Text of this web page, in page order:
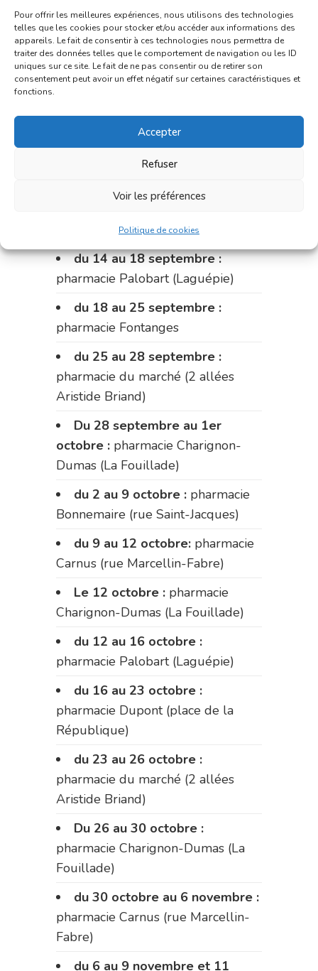
Pour offrir les meilleures expériences, nous utilisons des technologies
telles que les cookies pour stocker et/ou accéder aux informations des
appareils. Le fait de consentir à ces technologies nous permettra de
traiter des données telles que le comportement de navigation ou les ID
uniques sur ce site. Le fait de ne pas consentir ou de retirer son
consentement peut avoir un effet négatif sur certaines caractéristiques et
fonctions.
Accepter
Refuser
Voir les préférences
Politique de cookies
pharmacie Charignon-Dumas (La
Fouillade)
du 4 au 11 septembre :
du 11 au 14 septembre :
pharmacie Dupont (place de la
Charignon-Dumas (La Fouillade)
du 14 au 18 septembre :
pharmacie Palobart (Laguépie)
du 18 au 25 septembre :
pharmacie Fontanges
du 25 au 28 septembre :
pharmacie du marché (2 allées
Aristide Briand)
Du 28 septembre au 1er
octobre : pharmacie Charignon-
Dumas (La Fouillade)
du 2 au 9 octobre : pharmacie
Bonnemaire (rue Saint-Jacques)
du 9 au 12 octobre: pharmacie
Carnus (rue Marcellin-Fabre)
Le 12 octobre : pharmacie
Charignon-Dumas (La Fouillade)
du 12 au 16 octobre :
pharmacie Palobart (Laguépie)
du 16 au 23 octobre :
pharmacie Dupont (place de la
République)
du 23 au 26 octobre :
pharmacie du marché (2 allées
Aristide Briand)
Du 26 au 30 octobre :
pharmacie Charignon-Dumas (La
Fouillade)
du 30 octobre au 6 novembre :
pharmacie Carnus (rue Marcellin-
Fabre)
du 6 au 9 novembre et 11